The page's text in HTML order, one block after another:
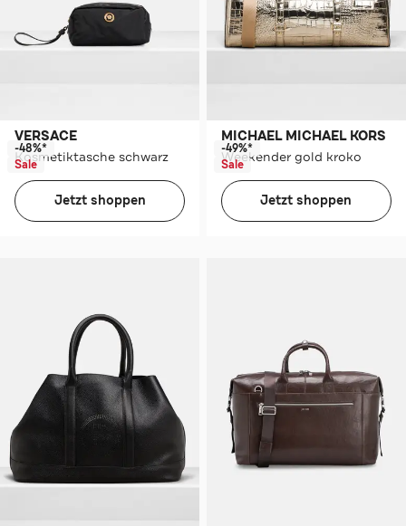
VERSACE
Kosmetiktasche schwarz
-48%*
Sale
Jetzt shoppen
MICHAEL MICHAEL KORS
Weekender gold kroko
-49%*
Sale
Jetzt shoppen